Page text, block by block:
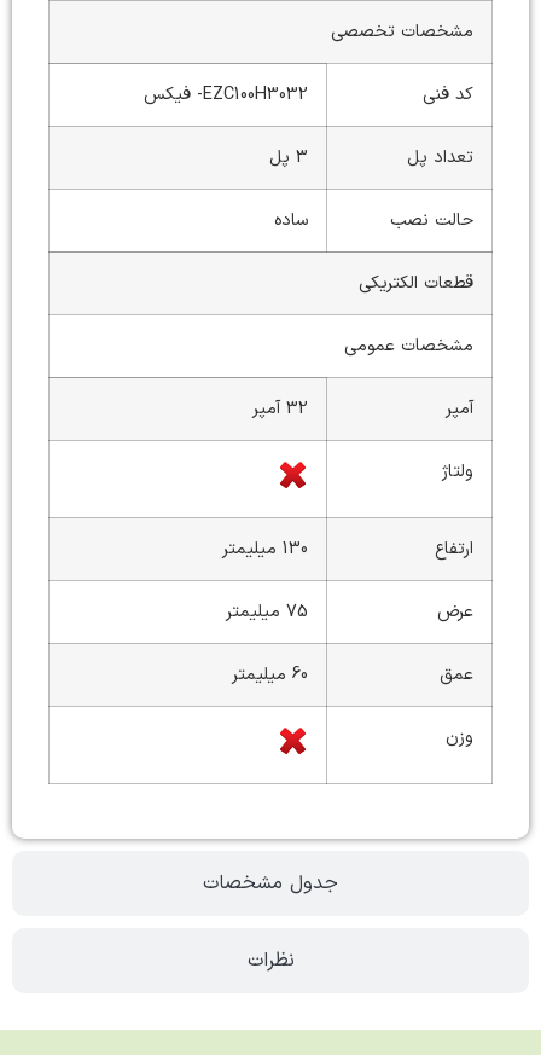
جدول مشخصات
نظرات
مشخصات تخصصی
کد فنی EZC100H3032- فیکس
تعداد پل 3 پل
حالت نصب ساده
قطعات الکتریکی
مشخصات عمومی
آمپر 32 آمپر
ولتاژ
ارتفاع 130 میلیمتر
عرض 75 میلیمتر
عمق 60 میلیمتر
وزن